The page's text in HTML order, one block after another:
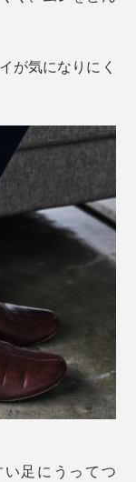
が気になりにく
い足にうってつ